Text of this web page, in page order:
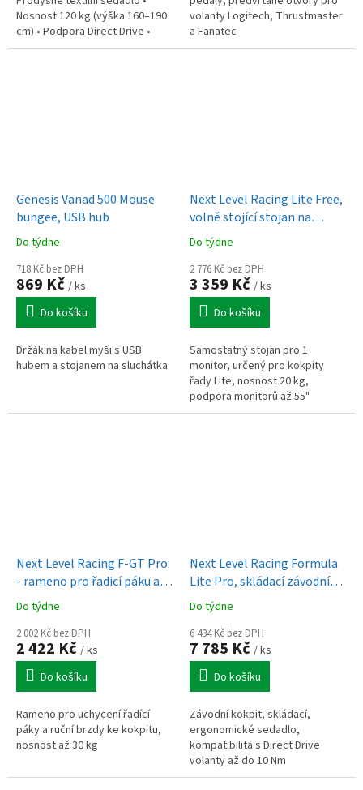
Nosnost 120 kg (výška 160–190
cm) • Podpora Direct Drive •
Držák řadicí páky a brzdy •
volanty Logitech, Thrustmaster
a Fanatec
Genesis Vanad 500 Mouse
bungee, USB hub
Do týdne
718 Kč bez DPH
869 Kč / ks
Do košíku
Držák na kabel myši s USB
hubem a stojanem na sluchátka
Next Level Racing Lite Free,
volně stojící stojan na
monitor
Do týdne
2 776 Kč bez DPH
3 359 Kč / ks
Do košíku
Samostatný stojan pro 1
monitor, určený pro kokpity
řady Lite, nosnost 20 kg,
podpora monitorů až 55"
Next Level Racing F-GT Pro
- rameno pro řadicí páku a
ruční brzdu
Do týdne
2 002 Kč bez DPH
2 422 Kč / ks
Do košíku
Rameno pro uchycení řadící
páky a ruční brzdy ke kokpitu,
nosnost až 30 kg
Next Level Racing Formula
Lite Pro, skládací závodní
kokpit
Do týdne
6 434 Kč bez DPH
7 785 Kč / ks
Do košíku
Závodní kokpit, skládací,
ergonomické sedadlo,
kompatibilita s Direct Drive
volanty až do 10 Nm